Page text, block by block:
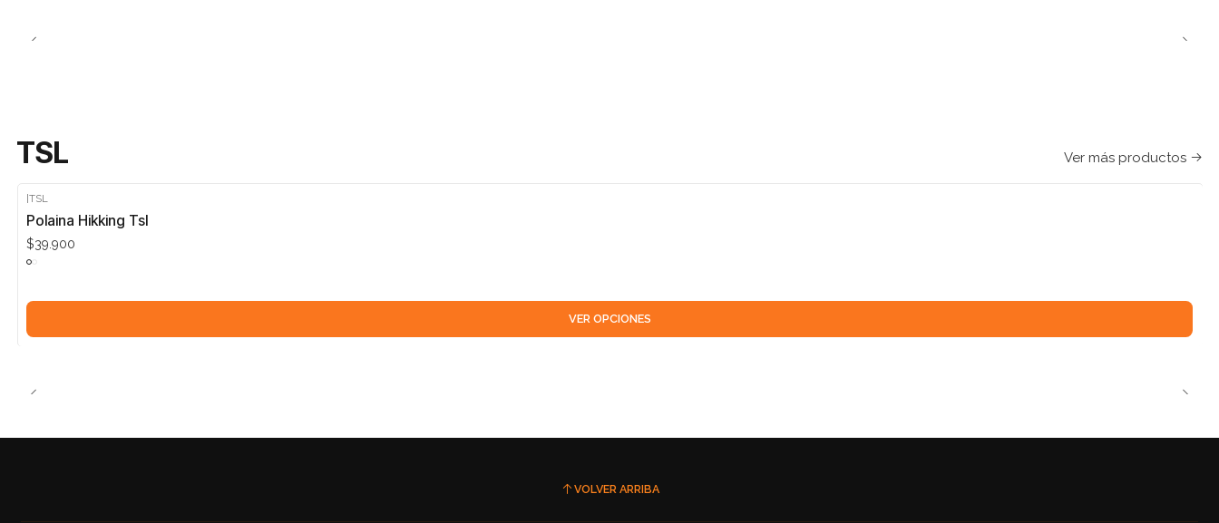
TSL Ver más productos
TSL
Polaina Hikking Tsl
$39.900
VER OPCIONES
VOLVER ARRIBA